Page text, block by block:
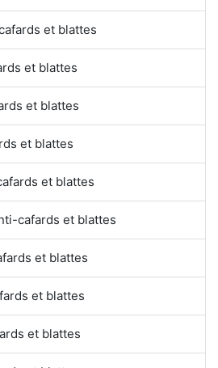
et blattes
et blattes
et blattes
et blattes
et blattes
cafards et blattes
et blattes
et blattes
et blattes